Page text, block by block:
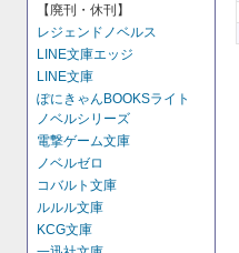
【廃刊・休刊】
レジェンドノベルス
LINE文庫エッジ
LINE文庫
ぽにきゃんBOOKSライト
ノベルシリーズ
電撃ゲーム文庫
ノベルゼロ
コバルト文庫
ルルル文庫
KCG文庫